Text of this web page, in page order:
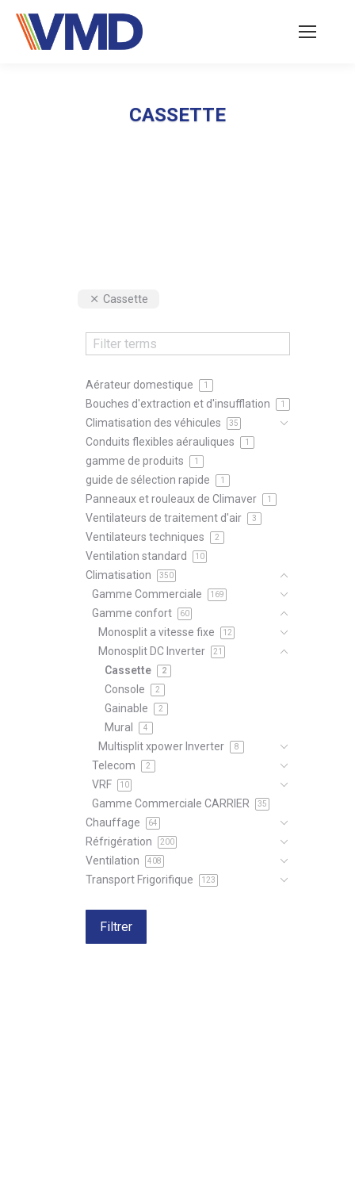
CASSETTE
Cassette
Aérateur domestique 1
Bouches d'extraction et d'insufflation 1
Climatisation des véhicules 35
Conduits flexibles aérauliques 1
gamme de produits 1
guide de sélection rapide 1
Panneaux et rouleaux de Climaver 1
Ventilateurs de traitement d'air 3
Ventilateurs techniques 2
Ventilation standard 10
Climatisation 350
Gamme Commerciale 169
Gamme confort 60
Monosplit a vitesse fixe 12
Monosplit DC Inverter 21
Cassette 2
Console 2
Gainable 2
Mural 4
Multisplit xpower Inverter 8
Telecom 2
VRF 10
Gamme Commerciale CARRIER 35
Chauffage 64
Réfrigération 200
Ventilation 408
Transport Frigorifique 123
Filtrer